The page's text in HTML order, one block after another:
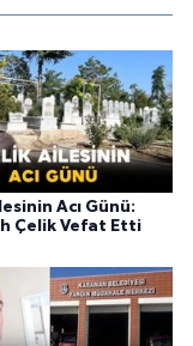
Acı Günü:
Çelik Vefat Etti